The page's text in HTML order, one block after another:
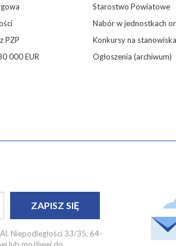
PZP
000 EUR
Starostwo Powiatowe
Nabór w jednostkach
Konkursy na stanowiska
Ogłoszenia (archiwum)
ZAPISZ SIĘ
Niepodległości 33/35, 64-
lub możliwej do